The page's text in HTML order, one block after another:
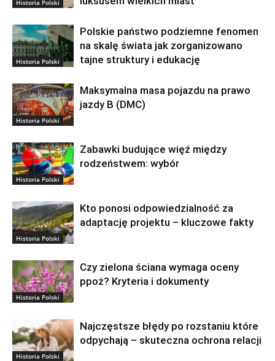
Historia Polski
Historia Polski
Polskie państwo podziemne fenomen
na skalę świata jak zorganizowano
tajne struktury i edukację
Historia Polski
Maksymalna masa pojazdu na prawo
jazdy B (DMC)
Historia Polski
Zabawki budujące więź między
rodzeństwem: wybór
Historia Polski
Kto ponosi odpowiedzialność za
adaptację projektu – kluczowe fakty
Historia Polski
Czy zielona ściana wymaga oceny
ppoż? Kryteria i dokumenty
Historia Polski
Najczęstsze błędy po rozstaniu które
odpychają – skuteczna ochrona relacji